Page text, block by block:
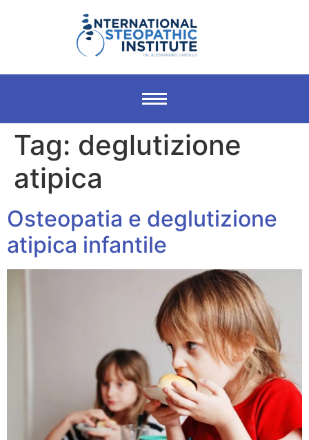
Tag: deglutizione
atipica
Osteopatia e deglutizione
atipica infantile